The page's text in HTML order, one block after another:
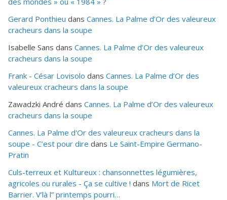
Gerard Ponthieu dans Cannes. La Palme d’Or des valeureux
cracheurs dans la soupe
Isabelle Sans dans Cannes. La Palme d’Or des valeureux
cracheurs dans la soupe
Frank - César Lovisolo dans Cannes. La Palme d’Or des
valeureux cracheurs dans la soupe
Zawadzki André dans Cannes. La Palme d’Or des valeureux
cracheurs dans la soupe
Cannes. La Palme d'Or des valeureux cracheurs dans la
soupe - C’est pour dire dans Le Saint-Empire Germano-
Pratin
Culs-terreux et Kultureux : chansonnettes légumières,
agricoles ou rurales - Ça se cultive ! dans Mort de Ricet
Barrier. V’là l” printemps pourri…